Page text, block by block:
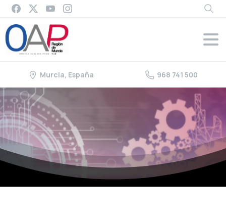
Murcia, España 968 741 500